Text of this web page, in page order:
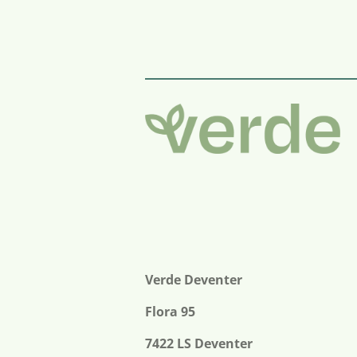
Verde Deventer
Flora 95
7422 LS Deventer